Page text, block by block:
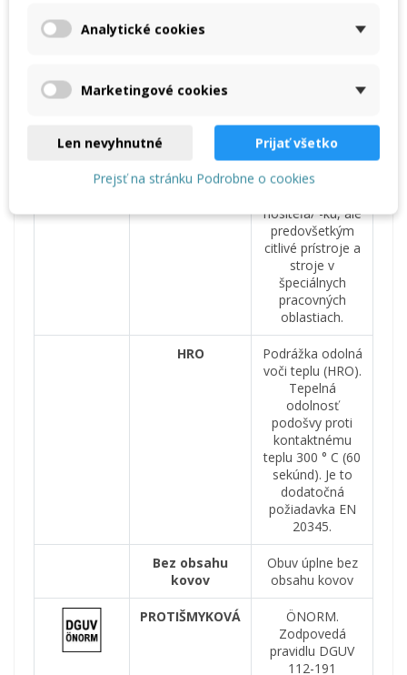
TEXTILNÁ
MEDZIPODOŠVA
Elektro Static
Discharge – ESD
– obuv s·týmto
označením
nositeľa/ -ku, ale
predovšetkým
citlivé prístroje a
stroje v
špeciálnych
pracovných
oblastiach.
HRO
Podrážka odolná
voči teplu (HRO).
Tepelná
odolnosť
podošvy proti
kontaktnému
teplu 300 ° C (60
sekúnd). Je to
dodatočná
požiadavka EN
20345.
Bez obsahu
kovov
Obuv úplne bez
obsahu kovov
PROTIŠMYKOVÁ
ÖNORM.
Zodpovedá
pravidlu DGUV
112-191
Analytické cookies
Marketingové cookies
Len nevyhnutné Prijať všetko
Prejsť na stránku Podrobne o cookies